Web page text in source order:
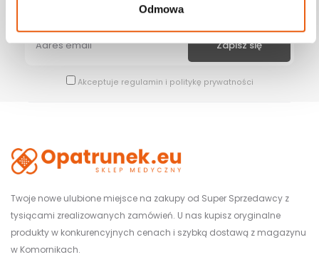
Odmowa
Bądź na bieżąco z naszymi wszystkimi nowościami i promocjami.
Akceptuje regulamin i politykę prywatności
Twoje nowe ulubione miejsce na zakupy od Super Sprzedawcy z
tysiącami zrealizowanych zamówień. U nas kupisz oryginalne
produkty w konkurencyjnych cenach i szybką dostawą z magazynu
w Komornikach.